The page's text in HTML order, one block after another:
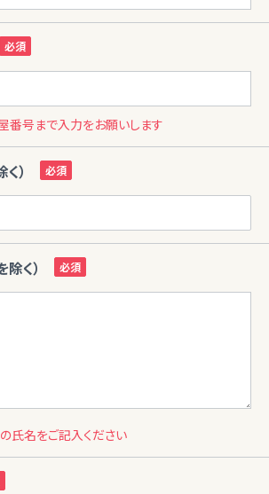
番号まで入力をお願いします
）
く）
氏名をご記入ください